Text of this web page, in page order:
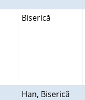
Biserică
Han, Biserică